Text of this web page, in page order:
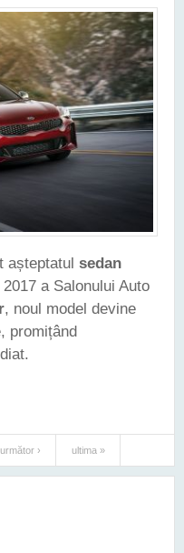
așteptatul sedan
a Salonului Auto
, noul model devine
promițând
următor › ultima »